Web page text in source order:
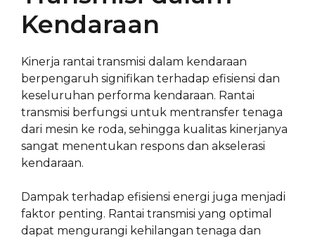
Kendaraan
Kinerja rantai transmisi dalam kendaraan
berpengaruh signifikan terhadap efisiensi dan
keseluruhan performa kendaraan. Rantai
transmisi berfungsi untuk mentransfer tenaga
dari mesin ke roda, sehingga kualitas kinerjanya
sangat menentukan respons dan akselerasi
kendaraan.
Dampak terhadap efisiensi energi juga menjadi
faktor penting. Rantai transmisi yang optimal
dapat mengurangi kehilangan tenaga dan